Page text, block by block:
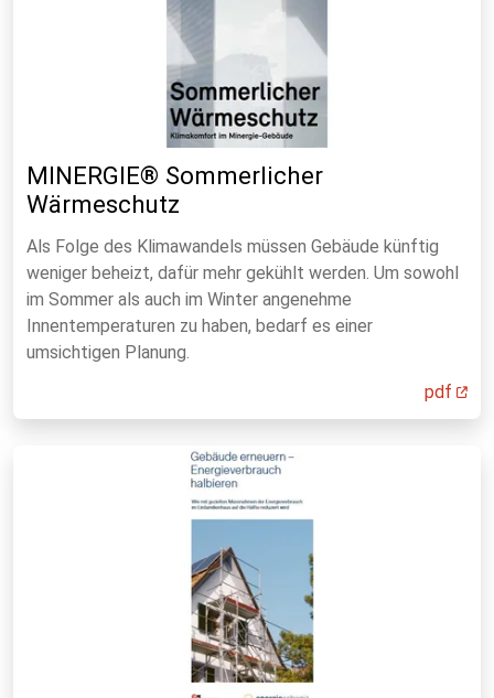
MINERGIE® Sommerlicher
Wärmeschutz
Als Folge des Klimawandels müssen Gebäude künftig
weniger beheizt, dafür mehr gekühlt werden. Um sowohl
im Sommer als auch im Winter angenehme
Innentemperaturen zu haben, bedarf es einer
umsichtigen Planung.
pdf